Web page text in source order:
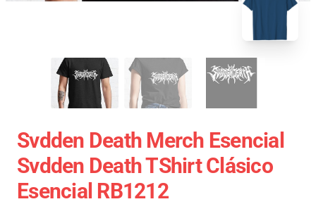
Svdden Death Merch Esencial
Svdden Death TShirt Clásico
Esencial RB1212